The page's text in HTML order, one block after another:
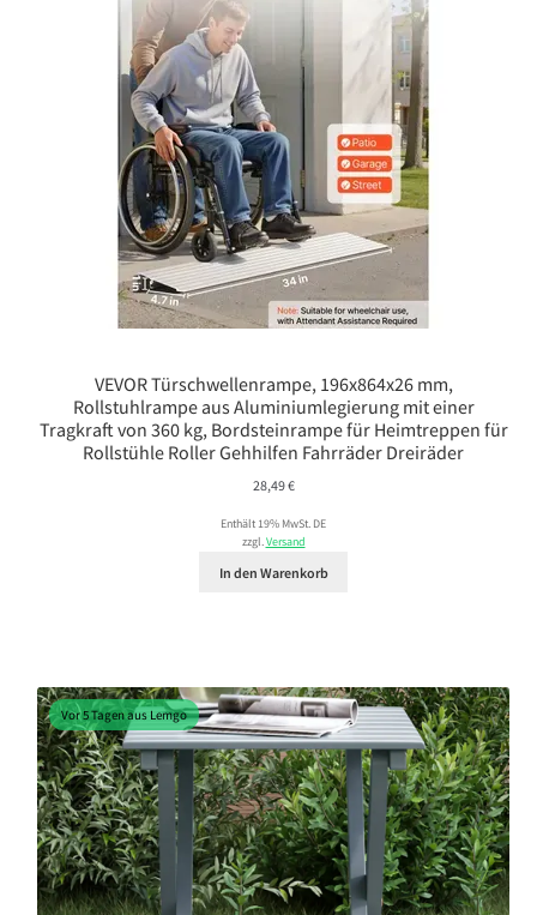
VEVOR Türschwellenrampe, 196x864x26 mm,
Rollstuhlrampe aus Aluminiumlegierung mit einer
Tragkraft von 360 kg, Bordsteinrampe für Heimtreppen für
Rollstühle Roller Gehhilfen Fahrräder Dreiräder
28,49€
Enthält 19% MwSt. DE
zzgl.Versand
In den Warenkorb
Vor 5 Tagen aus Lemgo